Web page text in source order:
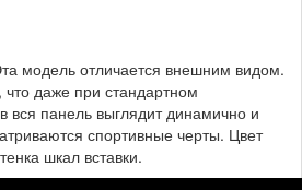
модель отличается внешним видом.
что даже при стандартном
вся панель выглядит динамично и
спортивные черты. Цвет
шкал вставки.